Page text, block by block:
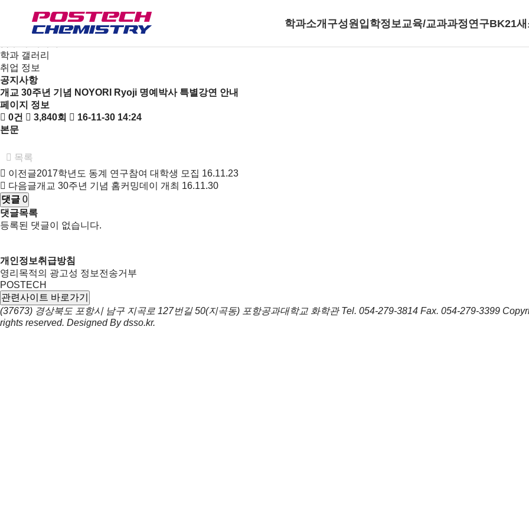
학과소개 구성원입학정보교육/교과과정연구BK21새
공지사항
학과 갤러리
취업 정보
공지사항
개교 30주년 기념 NOYORI Ryoji 명예박사 특별강연 안내
페이지 정보
0건
3,840회
16-11-30 14:24
본문
목록
이전글2017학년도 동계 연구참여 대학생 모집 16.11.23
다음글개교 30주년 기념 홈커밍데이 개최 16.11.30
댓글 0
댓글목록
등록된 댓글이 없습니다.
개인정보취급방침
영리목적의 광고성 정보전송거부
POSTECH
관련사이트 바로가기
(37673) 경상북도 포항시 남구 지곡로 127번길 50(지곡동) 포항공과대학교 화학관 Tel. 054-279-3814 Fax. 054-279-3399
rights reserved. Designed Bydsso.kr.